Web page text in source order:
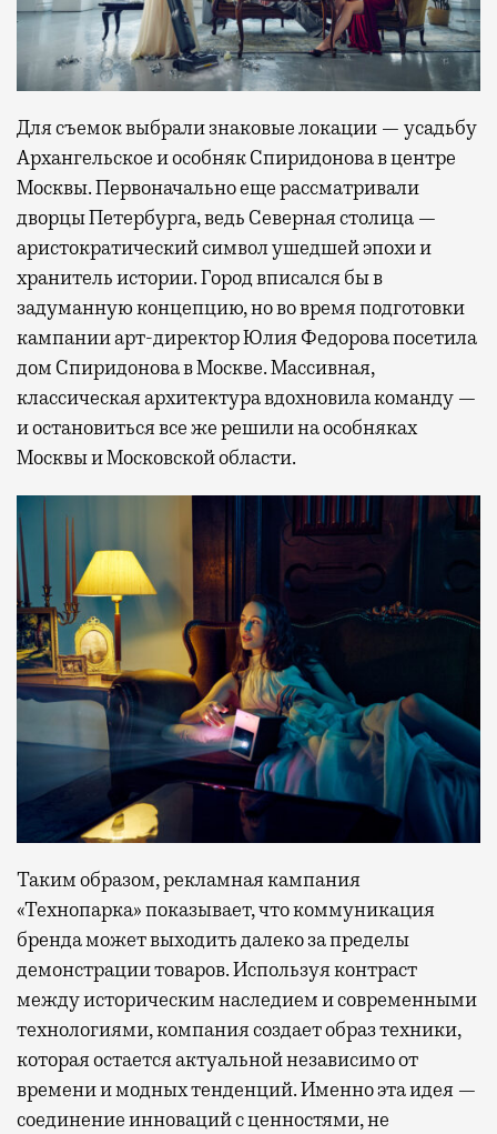
Для съемок выбрали знаковые локации — усадьбу
Архангельское и особняк Спиридонова в центре
Москвы. Первоначально еще рассматривали
дворцы Петербурга, ведь Северная столица —
аристократический символ ушедшей эпохи и
хранитель истории. Город вписался бы в
задуманную концепцию, но во время подготовки
кампании арт-директор Юлия Федорова посетила
дом Спиридонова в Москве. Массивная,
классическая архитектура вдохновила команду —
и остановиться все же решили на особняках
Москвы и Московской области.
Таким образом, рекламная кампания
«Технопарка» показывает, что коммуникация
бренда может выходить далеко за пределы
демонстрации товаров. Используя контраст
между историческим наследием и современными
технологиями, компания создает образ техники,
которая остается актуальной независимо от
времени и модных тенденций. Именно эта идея —
соединение инноваций с ценностями, не